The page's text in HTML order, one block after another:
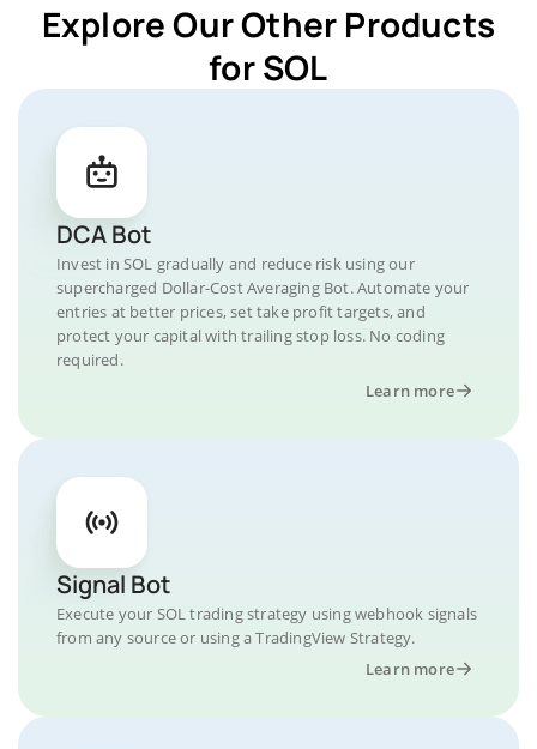
Explore Our Other Products
for SOL
DCA Bot
Invest in SOL gradually and reduce risk using our
supercharged Dollar-Cost Averaging Bot. Automate your
entries at better prices, set take profit targets, and
protect your capital with trailing stop loss. No coding
required.
Learn more
Signal Bot
Execute your SOL trading strategy using webhook signals
from any source or using a TradingView Strategy.
Learn more